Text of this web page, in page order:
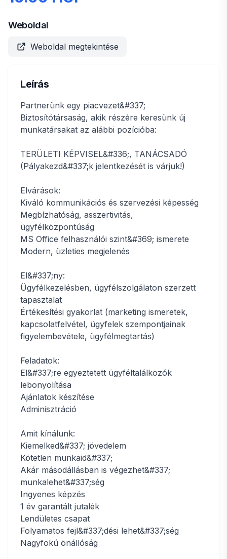
Weboldal
Weboldal megtekintése
Leírás
Partnerünk egy piacvezet&#337;
Biztosítótársaság, akik részére keresünk új
munkatársakat az alábbi pozícióba:
TERÜLETI KÉPVISEL&#336;, TANÁCSADÓ
(Pályakezd&#337;k jelentkezését is várjuk!)
Elvárások:
Kiváló kommunikációs és szervezési képesség
Megbízhatóság, asszertivitás,
ügyfélközpontúság
MS Office felhasználói szint&#369; ismerete
Modern, üzleties megjelenés
El&#337;ny:
Ügyfélkezelésben, ügyfélszolgálaton szerzett
tapasztalat
Értékesítési gyakorlat (marketing ismeretek,
kapcsolatfelvétel, ügyfelek szempontjainak
figyelembevétele, ügyfélmegtartás)
Feladatok:
El&#337;re egyeztetett ügyféltalálkozók
lebonyolítása
Ajánlatok készítése
Adminisztráció
Amit kínálunk:
Kiemelked&#337; jövedelem
Kötetlen munkaid&#337;
Akár másodállásban is végezhet&#337;
munkalehet&#337;ség
Ingyenes képzés
1 év garantált jutalék
Lendületes csapat
Folyamatos fejl&#337;dési lehet&#337;ség
Nagyfokú önállóság